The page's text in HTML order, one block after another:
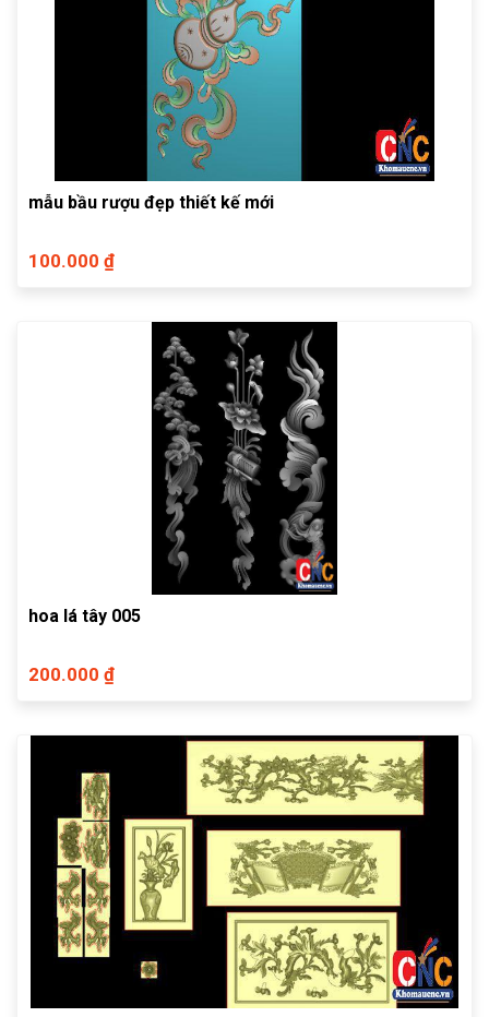
mẫu bầu rượu đẹp thiết kế mới
100.000 ₫
hoa lá tây 005
200.000 ₫